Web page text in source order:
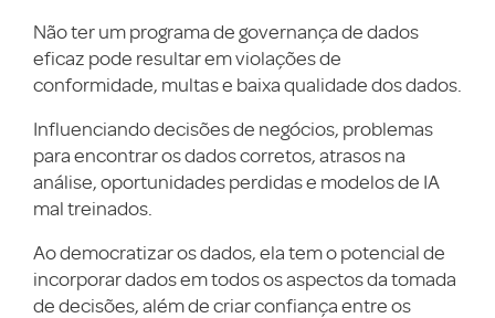
Não ter um programa de governança de dados
eficaz pode resultar em violações de
conformidade, multas e baixa qualidade dos dados.
Influenciando decisões de negócios, problemas
para encontrar os dados corretos, atrasos na
análise, oportunidades perdidas e modelos de IA
mal treinados.
Ao democratizar os dados, ela tem o potencial de
incorporar dados em todos os aspectos da tomada
de decisões, além de criar confiança entre os